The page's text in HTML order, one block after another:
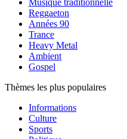
Musique traditionnelle
Reggaeton
Années 90
Trance
Heavy Metal
Ambient
Gospel
Thèmes les plus populaires
Informations
Culture
Sports